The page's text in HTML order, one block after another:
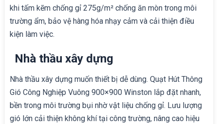
khi tấm kẽm chống gỉ 275g/m² chống ăn mòn trong môi
trường ẩm, bảo vệ hàng hóa nhạy cảm và cải thiện điều
kiện làm việc.
Nhà thầu xây dựng
Nhà thầu xây dựng muốn thiết bị dễ dùng. Quạt Hút Thông
Gió Công Nghiệp Vuông 900×900 Winston lắp đặt nhanh,
bền trong môi trường bụi nhờ vật liệu chống gỉ. Lưu lượng
gió lớn cải thiện không khí tại công trường, nâng cao hiệu